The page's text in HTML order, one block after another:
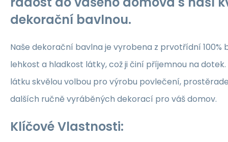
dekorační bavlnou.
Naše dekorační bavlna je vyrobena z prvotřídní 100%
lehkost a hladkost látky, což ji činí příjemnou na
látku skvělou volbou pro výrobu povlečení,
dalších ručně vyráběných dekorací pro váš domov.
Klíčové Vlastnosti: